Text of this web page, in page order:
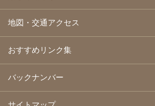
2008年9月(24)
2008年8月(24)
2008年7月
(23)
2008年6月(23)
2008年5月(21)
2008年4月(22)
地図・交通アクセス
おすすめリンク集
バックナンバー